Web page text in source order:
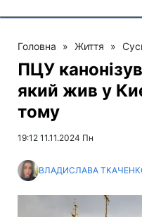
Головна » Життя »
ПЦУ
який жив у
тому
19:12 11.11.2024 Пн
ВЛАДИСЛАВА